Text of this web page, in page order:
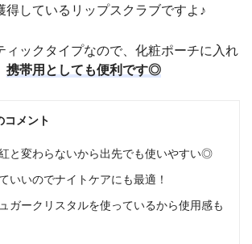
得しているリップスクラブですよ♪
ィックタイプなので、化粧ポーチに入れ
携帯用としても便利です◎
コメント
と変わらないから出先でも使いやすい◎
いいのでナイトケアにも最適！
ガークリスタルを使っているから使用感も